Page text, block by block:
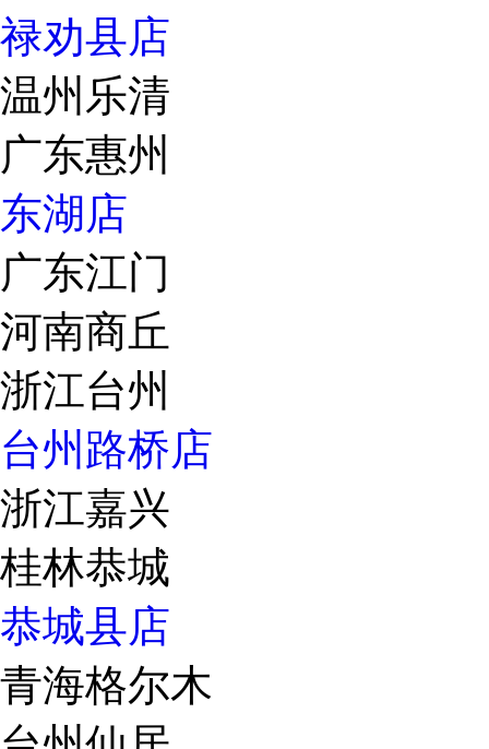
禄劝县店
温州乐清
广东惠州
东湖店
广东江门
河南商丘
浙江台州
台州路桥店
浙江嘉兴
桂林恭城
恭城县店
青海格尔木